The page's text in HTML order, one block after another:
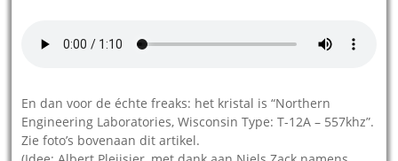
En dan voor de échte freaks: het kristal is “Northern
Engineering Laboratories, Wisconsin Type: T-12A – 557khz”.
Zie foto’s bovenaan dit artikel.